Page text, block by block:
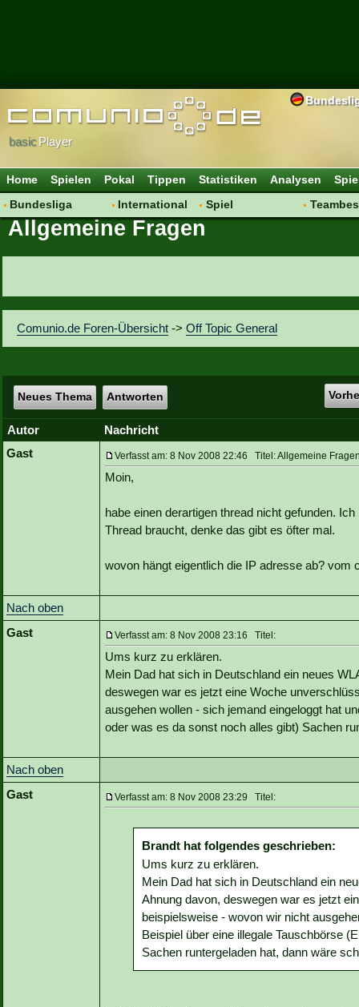
basicPlayer
Home Spielen Pokal Tippen Statistiken Analysen
Bundesliga
Hot News
Vereinsfragen
International
Vereine
Spiel
Allgemeine Fragen
Comunio.de Foren-Übersicht ->Off Topic General
Neues Thema Antworten
Autor
Nachricht
Gast
Verfasst am: 8 Nov 2008 22:46 Titel: Allgemeine
Moin,
habe einen derartigen thread nicht gefunden.
Thread braucht, denke das gibt es öfter mal.
wovon hängt eigentlich die IP adresse ab?
Nach oben
Gast
Verfasst am: 8 Nov 2008 23:16 Titel:
Ums kurz zu erklären.
Mein Dad hat sich in Deutschland ein neues
deswegen war es jetzt eine Woche
ausgehen wollen - sich jemand eingeloggt hat
oder was es da sonst noch alles gibt) Sachen
Nach oben
Gast
Verfasst am: 8 Nov 2008 23:29 Titel:
Brandt hat folgendes geschrieben:
Ums kurz zu erklären.
Mein Dad hat sich in Deutschland ein
Ahnung davon, deswegen war es jetzt
beispielsweise - wovon wir nicht
Beispiel über eine illegale Tauschbörse
Sachen runtergeladen hat, dann wäre